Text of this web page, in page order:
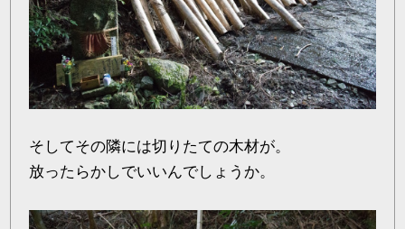
そしてその隣には切りたての木材が。
放ったらかしでいいんでしょうか。